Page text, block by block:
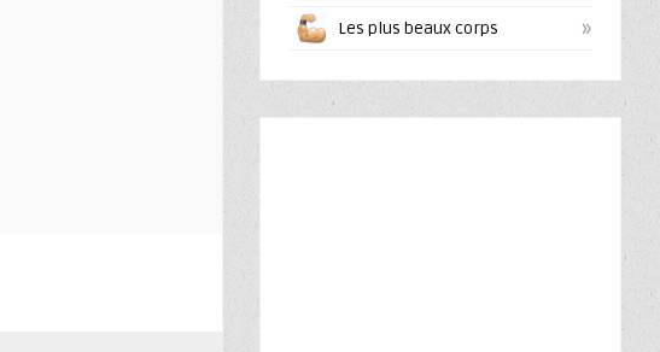
Les plus beaux corps »